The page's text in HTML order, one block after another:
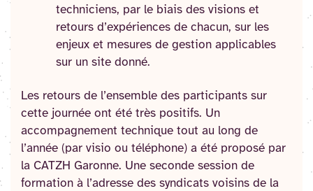
techniciens, par le biais des visions et
retours d’expériences de chacun, sur les
enjeux et mesures de gestion applicables
sur un site donné.
Les retours de l’ensemble des participants sur
cette journée ont été très positifs. Un
accompagnement technique tout au long de
l’année (par visio ou téléphone) a été proposé par
la CATZH Garonne. Une seconde session de
formation à l’adresse des syndicats voisins de la